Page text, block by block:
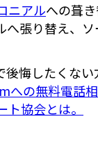
ニアルへの葺
協会とは。